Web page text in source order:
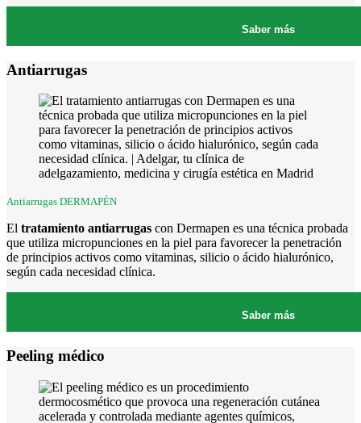
Saber más
Antiarrugas
Antiarrugas DERMAPÉN
El tratamiento antiarrugas con Dermapen es una técnica probada
que utiliza micropunciones en la piel para favorecer la penetración
de principios activos como vitaminas, silicio o ácido hialurónico,
según cada necesidad clínica.
Saber más
Peeling médico